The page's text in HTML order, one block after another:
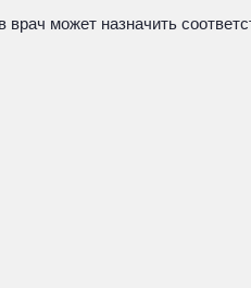
врач может назначить